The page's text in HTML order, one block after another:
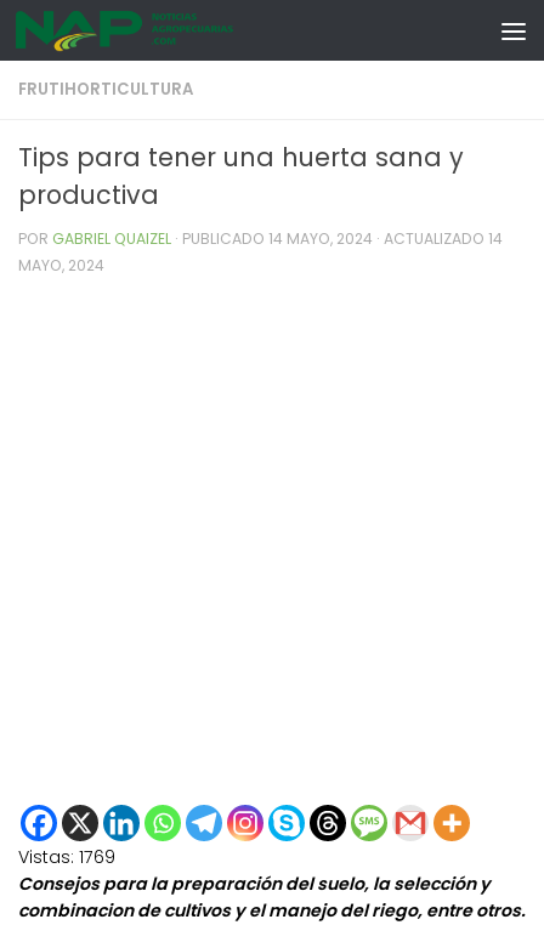
Skip to content
FRUTIHORTICULTURA
Tips para tener una huerta sana y
productiva
POR GABRIEL QUAIZEL · PUBLICADO 14 MAYO, 2024 · ACTUALIZADO 14
MAYO, 2024
Vistas: 1769
Consejos para la preparación del suelo, la selección y
combinacion de cultivos y el manejo del riego, entre otros.